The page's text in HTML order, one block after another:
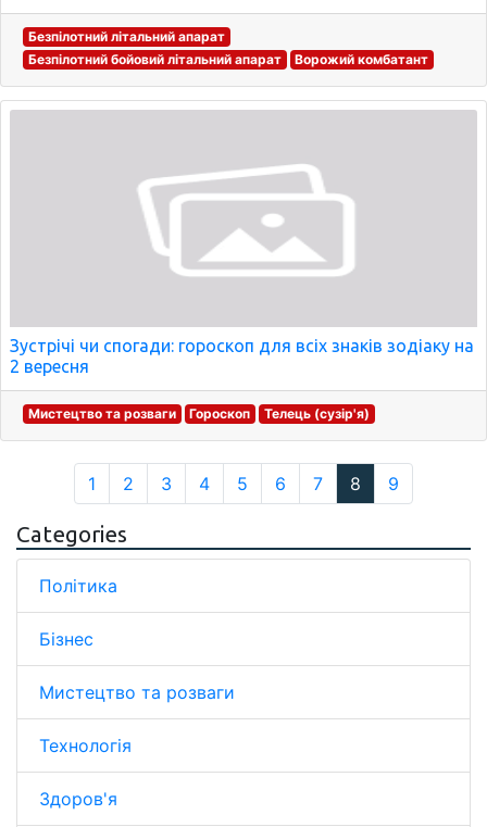
Безпілотний літальний апарат
Безпілотний бойовий літальний апарат
Ворожий комбатант
Зустрічі чи спогади: гороскоп для всіх знаків зодіаку на
2 вересня
Мистецтво та розваги Гороскоп Телець (сузір'я)
1 2 3 4 5 6 7 8 9
Categories
Політика
Бізнес
Мистецтво та розваги
Технологія
Здоров'я